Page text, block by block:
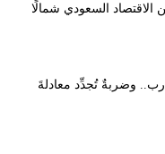
السعودي شمالًا
وضربةٌ تُجدِّد معادلةَ